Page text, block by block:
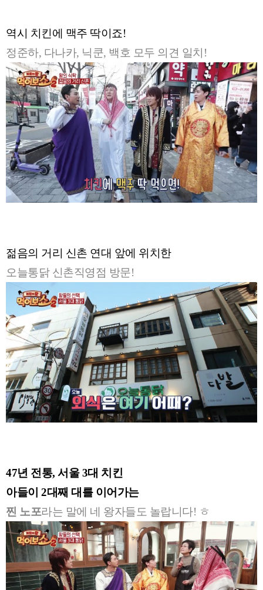
역시 치킨에 맥주 딱이죠!
정준하, 다나카, 닉쿤, 백호 모두 의견 일치!
젊음의 거리 신촌 연대 앞에 위치한
오늘통닭 신촌직영점 방문!
47년 전통, 서울 3대 치킨
아들이 2대째 대를 이어가는
찐 노포라는 말에 네 왕자들도 놀랍니다! ㅎ